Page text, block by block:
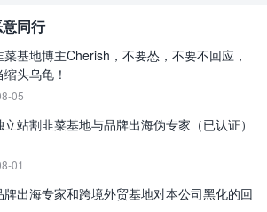
同行
菜基地博主Cherish，不要怂，不要不回应，
头乌龟！
05
站割韭菜基地与品牌出海伪专家（已认证）
01
牌出海专家和跨境外贸基地对本公司黑化的回